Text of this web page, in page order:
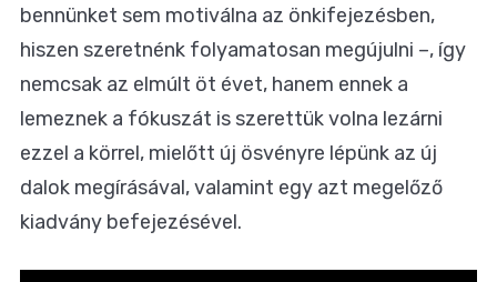
bennünket sem motiválna az önkifejezésben,
hiszen szeretnénk folyamatosan megújulni –, így
nemcsak az elmúlt öt évet, hanem ennek a
lemeznek a fókuszát is szerettük volna lezárni
ezzel a körrel, mielőtt új ösvényre lépünk az új
dalok megírásával, valamint egy azt megelőző
kiadvány befejezésével.